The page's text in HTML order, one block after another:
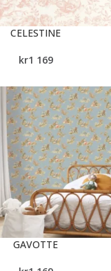
CELESTINE
kr1 169
GAVOTTE